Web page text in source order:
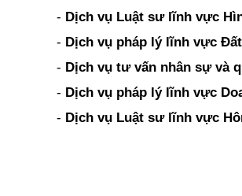
- Dịch vụ Luật sư lĩnh vực
- Dịch vụ pháp lý lĩnh vực Đất
- Dịch vụ tư vấn nhân sự và
- Dịch vụ pháp lý lĩnh vực
- Dịch vụ Luật sư lĩnh vực